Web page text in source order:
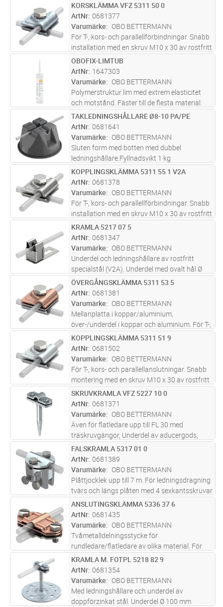
ST Lägg i kundvagn
KORSKLÄMMA VFZ 5311 50 0
ArtNr 0681377
Varumärke
OBO BETTERMANN
För T-, kors- och parallellförbindningar. Snabb
installation med en skruv M10 x 30 av rostfritt
stål. Motsvarar kraven enligt SS EN 62305
ST Lägg i kundvagn
OBOFIX-LIMTUB
ArtNr 1647303
Varumärke
OBO BETTERMANN
Polymerstruktur lim med extrem elasticitet
och motstånd. Fäster till de flesta material.
Vid användning av produkten rekommenderar
vi extremt hög elasticitet upp till 3 mm. Limet
är fritt från lukter...läs mer
ST Lägg i kundvagn
TAKLEDNINGSHÅLLARE Ø8-10 PA/PE
ArtNr 0681641
Varumärke
OBO BETTERMANN
Sluten form med botten med dubbel
ledningshållare.Fyllnadsvikt 1 kg
(frostbeständig betong). Hylsa av polyetylen,
svart, UV-stabiliserad och väderbeständig.
Golv i polyamid PA 6, svart, UV-stabiliser
mer
ST Lägg i kundvagn
KOPPLINGSKLÄMMA 5311 55 1 V2A
ArtNr 0681378
Varumärke
OBO BETTERMANN
För T-, kors- och parallellförbindningar. Snabb
installation med en skruv M10 x 30 av rostfritt
stål. Motsvarar kraven enligt SS EN 62305
ST Lägg i kundvagn
KRAMLA 5217 07 5
ArtNr 0681347
Varumärke
OBO BETTERMANN
Underdel och ledningshållare av rostfritt
specialstål (V2A). Underdel med ovalt hål Ø
8,5 mm
ST Lägg i kundvagn
ÖVERGÅNGSKLÄMMA 5311 53 5
ArtNr 0681381
Varumärke
OBO BETTERMANN
Mellanplatta i koppar/aluminium,
över-/underdel i koppar och aluminium. För T-,
kors- och parallellförbindningar. Snabb
installation med en skruv M10 x 30 av rostfritt
stål. Med fjäderskiva enligt DI ...läs mer
ST Lägg i kundvagn
KOPPLINGSKLÄMMA 5311 51 9
ArtNr 0681502
Varumärke
OBO BETTERMANN
För T-, kors- och parallellanslutningar. Snabb
montering med en skruv M10 x 30 av rostfritt
specialstål. Motsvarar kraven enligt SS EN
62305
ST Lägg i kundvagn
SKRUVKRAMLA VFZ 5227 10 0
ArtNr 0681371
Varumärke
OBO BETTERMANN
Även för flatledare upp till FL 30 med
träskruvgängor, Underdel av aducergods,
varmförzinkat. Överfall och skruvar i stål,
varmförzinkade
ST Lägg i kundvagn
FALSKRAMLA 5317 01 0
ArtNr 0681389
Varumärke
OBO BETTERMANN
Plåttjocklek upp till 7 m. För ledningsdragning
tvärs och längs plåten med 4 sexkantsskruvar
M6 x 16. Motsvarar kraven enligt SS EN
62305 (IEC 62305)
ST Lägg i kundvagn
ANSLUTINGSKLÄMMA 5336 37 6
ArtNr 0681435
Varumärke
OBO BETTERMANN
Tvåmetalldelningsstycke för
rundledare/flatledare av olika material. För
inpassning av rundledare Rd 8-10 på
flatledare FL 30. Med 2 sexkantsskruvar M8 x
20 av rostfritt stål (VA). Mellanplatta av
al...läs mer
ST Lägg i kundvagn
KRAMLA M. FOTPL 5218 82 9
ArtNr 0681354
Varumärke
OBO BETTERMANN
Med ledningshållare och underdel av
doppförzinkat stål. Underdel Ø 100 mm